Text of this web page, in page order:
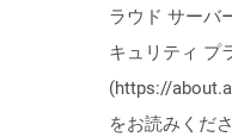
ラウド サーバ
キュリティ プ
(https://
をお読みくださ